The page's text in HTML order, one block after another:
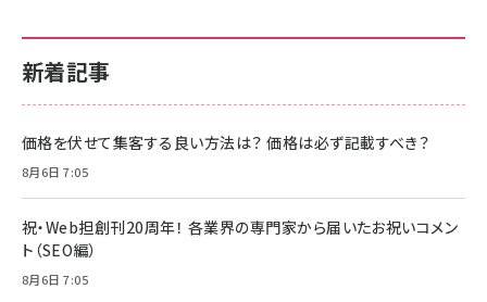
新着記事
価格を伏せて集客する良い方法は？ 価格は必ず記載すべき？
8月6日 7:05
祝・Web担創刊20周年！ 各業界の専門家から届いたお祝いコメン
ト（SEO編）
8月6日 7:05